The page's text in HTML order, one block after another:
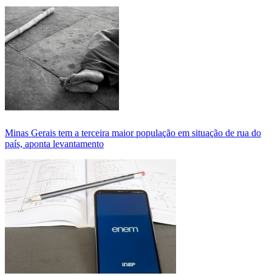
Minas Gerais tem a terceira maior população em situação de rua do
país, aponta levantamento